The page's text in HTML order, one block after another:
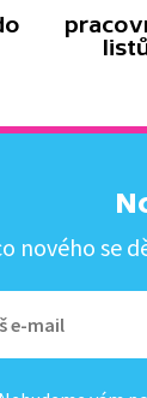
nového se